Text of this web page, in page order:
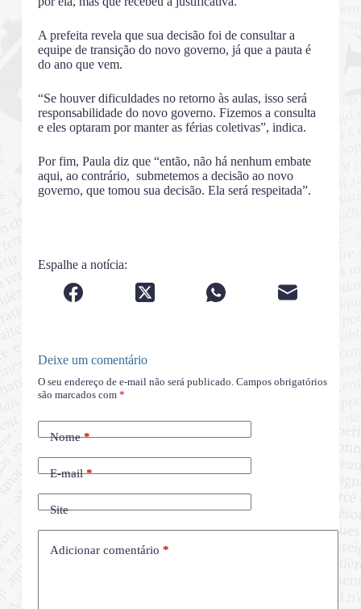
A prefeita revela que sua decisão foi de consultar a
equipe de transição do novo governo, já que a pauta é
do ano que vem.
“Se houver dificuldades no retorno às aulas, isso será
responsabilidade do novo governo. Fizemos a consulta
e eles optaram por manter as férias coletivas”, indica.
Por fim, Paula diz que “então, não há nenhum embate
aqui, ao contrário, submetemos a decisão ao novo
governo, que tomou sua decisão. Ela será respeitada”.
Espalhe a notícia:
Deixe um comentário
O seu endereço de e-mail não será publicado. Campos obrigatórios
são marcados com *
Nome*
E-mail*
Site
Adicionar comentário *